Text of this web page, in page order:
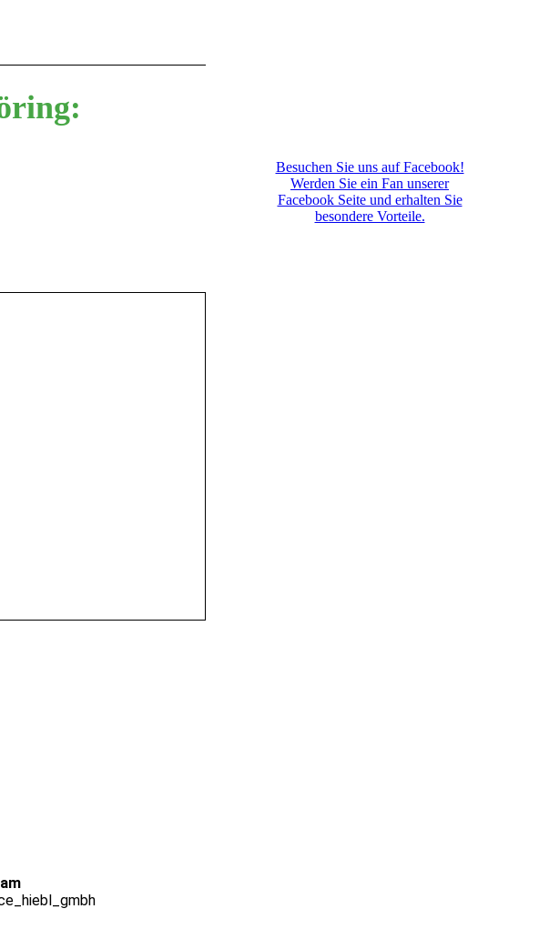
Besuchen Sie uns auf Facebook!
Werden Sie ein Fan unserer
Facebook Seite und erhalten Sie
besondere Vorteile.